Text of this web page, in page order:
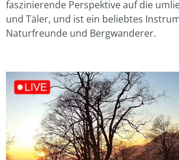
faszinierende Perspektive auf die
und Täler, und ist ein beliebtes
Naturfreunde und Bergwanderer.